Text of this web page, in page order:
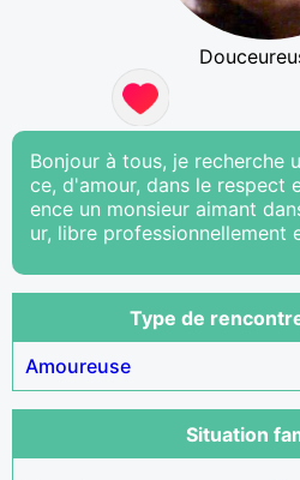
Bonjour à tous, je recherche
ce, d'amour, dans le respect
ence un monsieur aimant
ur, libre professionnellement
Type de
Amoureuse
Situation